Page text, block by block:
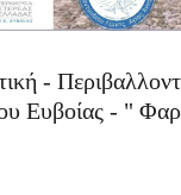
-
Ευβοίας - "